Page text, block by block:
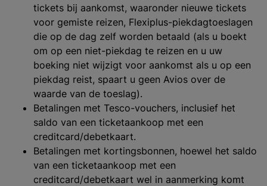
tickets bij aankomst, waaronder nieuwe tickets
voor gemiste reizen, Flexiplus-piekdagtoeslagen
die op de dag zelf worden betaald (als u boekt
om op een niet-piekdag te reizen en u uw
boeking niet wijzigt voor aankomst als u op een
piekdag reist, spaart u geen Avios over de
waarde van de toeslag).
Betalingen met Tesco-vouchers, inclusief het
saldo van een ticketaankoop met een
creditcard/debetkaart.
Betalingen met kortingsbonnen, hoewel het saldo
van een ticketaankoop met een
creditcard/debetkaart wel in aanmerking komt